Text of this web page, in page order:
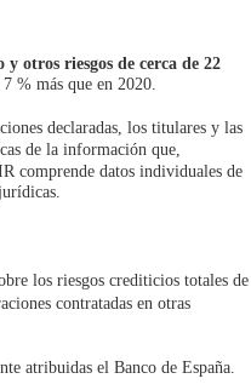
otros riesgos de cerca de 22
% más que en 2020.
declaradas, los titulares y las
de la información que,
comprende datos individuales de
los riesgos crediticios totales de
contratadas en otras
atribuidas el Banco de España.